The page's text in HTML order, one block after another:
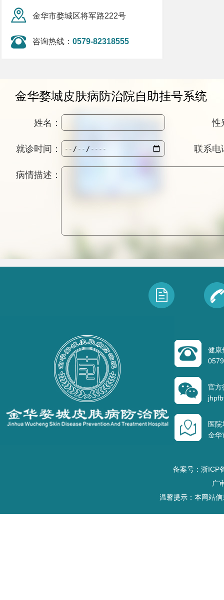
金华市婺城区将军路222号
咨询热线： 0579-82318555
金华婺城皮肤病防治院自助挂号系统
姓名： 性
就诊时间： 联系电
病情描述：
健康
官方
医
金华
备案号：浙ICP
广
温馨提示：本网站